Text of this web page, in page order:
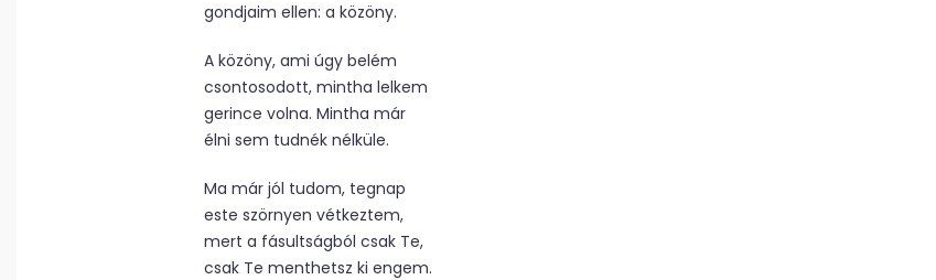
gondjaim ellen: a közöny.
A közöny, ami úgy belém
csontosodott, mintha lelkem
gerince volna. Mintha már
élni sem tudnék nélküle.
Ma már jól tudom, tegnap
este szörnyen vétkeztem,
mert a fásultságból csak Te,
csak Te menthetsz ki engem.